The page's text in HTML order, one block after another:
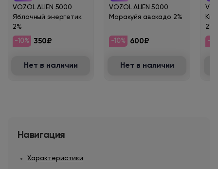
VOZOL ALIEN 5000
Яблочный энергетик
2%
-10% 350₽
Нет в наличии
VOZOL ALIEN 5000
Маракуйя авокадо 2%
-10% 600₽
Нет в наличии
2%
-
Навигация
Характеристики